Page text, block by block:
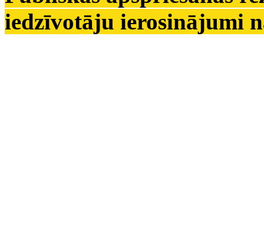
iedzīvotāju ierosinājumi